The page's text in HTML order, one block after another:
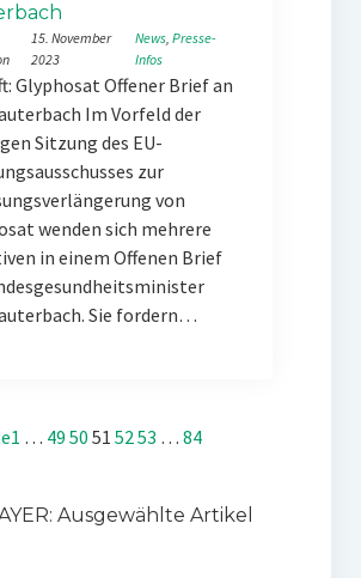
15. November
2023
News, Presse-
Infos
Glyphosat Offener Brief an
Im Vorfeld der
Sitzung des EU-
zur
von
wenden sich mehrere
in einem Offenen Brief
Sie fordern…
1 … 49 50 51 5253 … 84
Ausgewählte Artikel